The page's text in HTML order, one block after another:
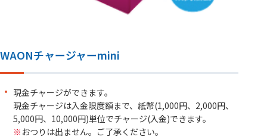
WAONチャージャーmini
現金チャージができます。
現金チャージは入金限度額まで、紙幣(1,000円、2,000円、
5,000円、10,000円)単位でチャージ(入金)できます。
※ おつりは出ません。ご了承ください。